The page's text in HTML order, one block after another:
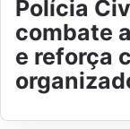
Polícia
combate
e reforça